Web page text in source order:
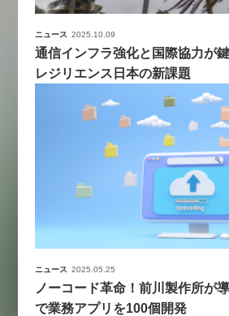
ニュース 2025.10.09
通信インフラ強化と国際協力が
レジリエンス日本の新課題
ニュース 2025.05.25
ノーコード革命！前川製作所が
で業務アプリを100個開発